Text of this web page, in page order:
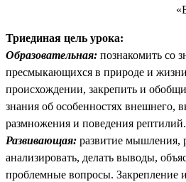
«Вентана-
Триединая цель урока:
Образовательная: познакомить со
пресмыкающихся в природе и
происхождении, закрепить и
знания об особенностях внешнего,
размножения и поведения рептилий.
Развивающая: развитие мышления,
анализировать, делать выводы,
проблемные вопросы. Закрепление